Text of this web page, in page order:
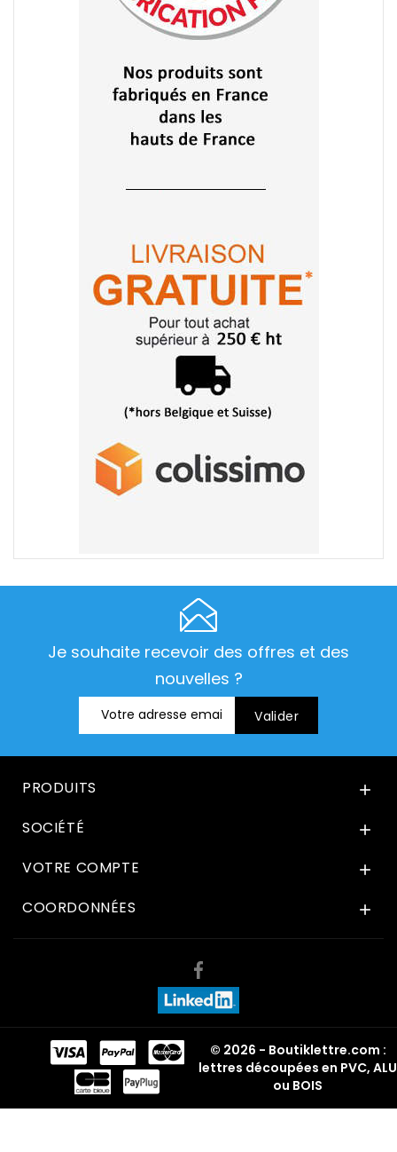
Je souhaite recevoir des offres et des
nouvelles ?
PRODUITS 
SOCIÉTÉ 
VOTRE COMPTE 
COORDONNÉES 
© 2026 - Boutiklettre.com :
lettres découpées en PVC, ALU
ou BOIS